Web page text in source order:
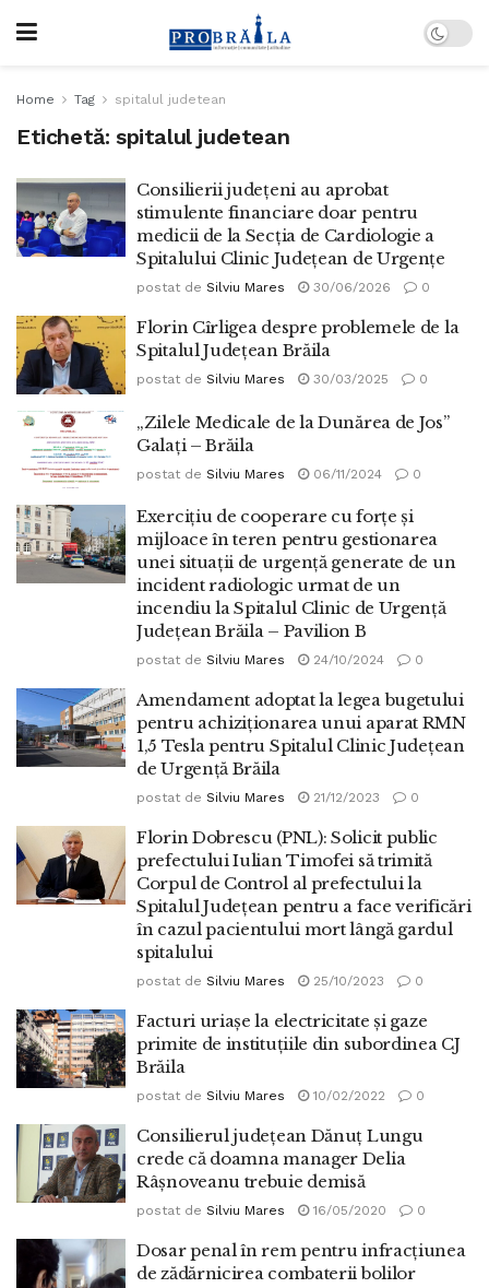
Home Tag spitalul judetean
Etichetă: spitalul judetean
Consilierii județeni au aprobat
stimulente financiare doar pentru
medicii de la Secția de Cardiologie a
Spitalului Clinic Județean de Urgențe
postat de Silviu Mares 30/06/2026 0
Florin Cîrligea despre problemele de la
Spitalul Județean Brăila
postat de Silviu Mares 30/03/2025 0
„Zilele Medicale de la Dunărea de Jos”
Galați – Brăila
postat de Silviu Mares 06/11/2024 0
Exercițiu de cooperare cu forțe și
mijloace în teren pentru gestionarea
unei situații de urgență generate de un
incident radiologic urmat de un
incendiu la Spitalul Clinic de Urgență
Județean Brăila – Pavilion B
postat de Silviu Mares 24/10/2024 0
Amendament adoptat la legea bugetului
pentru achiziționarea unui aparat RMN
1,5 Tesla pentru Spitalul Clinic Județean
de Urgență Brăila
postat de Silviu Mares 21/12/2023 0
Florin Dobrescu (PNL): Solicit public
prefectului Iulian Timofei să trimită
Corpul de Control al prefectului la
Spitalul Judeţean pentru a face verificări
în cazul pacientului mort lângă gardul
spitalului
postat de Silviu Mares 25/10/2023 0
Facturi uriașe la electricitate și gaze
primite de instituțiile din subordinea CJ
Brăila
postat de Silviu Mares 10/02/2022 0
Consilierul județean Dănuț Lungu
crede că doamna manager Delia
Râșnoveanu trebuie demisă
postat de Silviu Mares 16/05/2020 0
Dosar penal în rem pentru infracţiunea
de zădărnicirea combaterii bolilor